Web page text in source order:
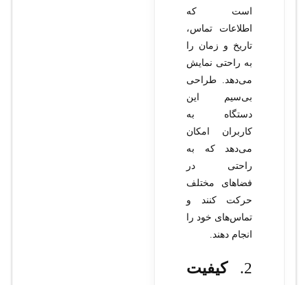
است که
اطلاعات تماس،
تاریخ و زمان را
به راحتی نمایش
می‌دهد. طراحی
بی‌سیم این
دستگاه به
کاربران امکان
می‌دهد که به
راحتی در
فضاهای مختلف
حرکت کنند و
تماس‌های خود را
انجام دهند.
2.
کیفیت